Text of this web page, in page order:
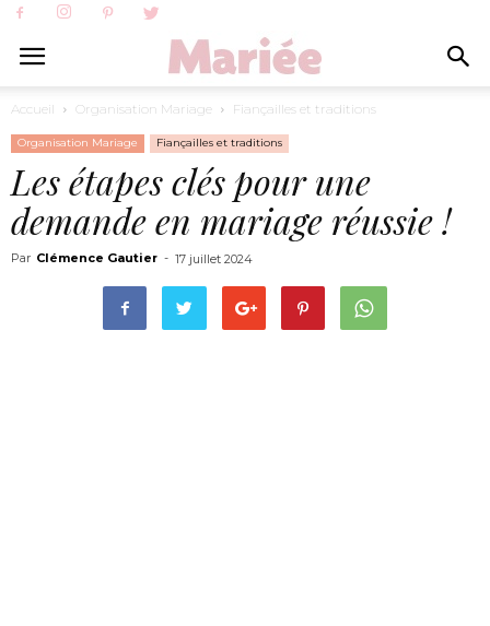
Accueil Organisation Mariage Fiançailles et traditions
Organisation Mariage Fiançailles et traditions
Les étapes clés pour une
demande en mariage réussie !
Par Clémence Gautier - 17 juillet 2024